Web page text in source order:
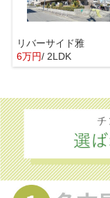
リバーサイド雅
6万円/ 2LDK